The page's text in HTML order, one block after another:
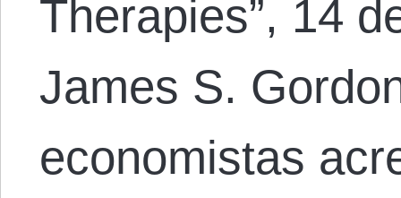
Therapies”, 14
James S.
economistas